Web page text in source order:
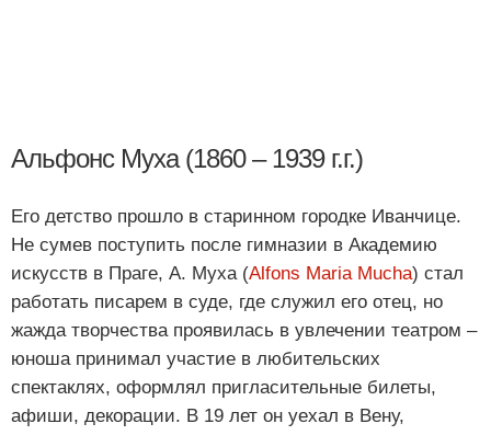
Альфонс Муха (1860 – 1939 г.г.)
Его детство прошло в старинном городке Иванчице.
Не сумев поступить после гимназии в Академию
искусств в Праге, А. Муха (Alfons Maria Mucha) стал
работать писарем в суде, где служил его отец, но
жажда творчества проявилась в увлечении театром –
юноша принимал участие в любительских
спектаклях, оформлял пригласительные билеты,
афиши, декорации. В 19 лет он уехал в Вену,